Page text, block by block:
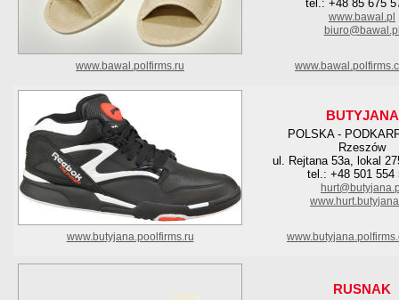
tel.: +48 85 675
www.bawal.pl
www.bawal.polfirms.ru
BUTYJANA
POLSKA -
Rzeszów
ul. Rejtana 53a, lokal
tel.: +48 501 554
www.butyjana.poolfirms.ru
RUSNAK